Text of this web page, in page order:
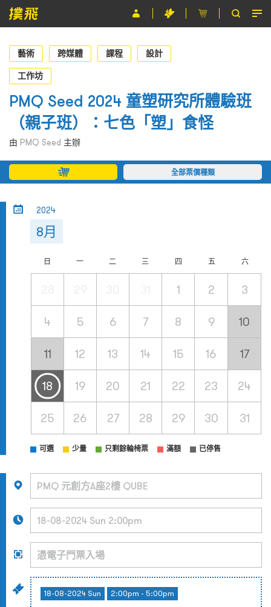
節目
主辦單位
關於撲飛
條款及細則
藝術 跨媒體 課程 設計
工作坊
PMQ Seed 2024 童塑研究所體驗班
（親子班）：七色「塑」食怪
由 PMQ Seed 主辦
全部票價種類
2024
8月
日 一 二 三 四 五 六
1 2 3
4 5 6 7 8 9 10
11 12 13 14 15 16 17
18 19 20 21 22 23 24
25 26 27 28 29 30 31
可選 少量 只剩餘輪椅票 滿額 已停售
18-08-2024 Sun 2:00pm - 5:00pm